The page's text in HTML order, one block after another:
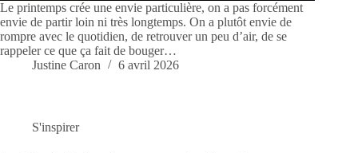
Le printemps crée une envie particulière, on a pas forcément
envie de partir loin ni très longtemps. On a plutôt envie de
rompre avec le quotidien, de retrouver un peu d’air, de se
rappeler ce que ça fait de bouger…
Justine Caron
6 avril 2026
S'inspirer